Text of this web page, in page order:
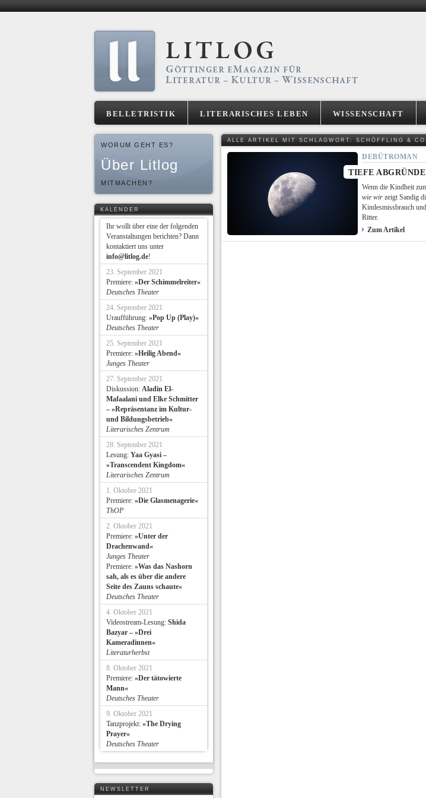
BELLETRISTIK LITERARISCHES LEBEN WISSENSCHAFT
ALLE ARTIKEL MIT SCHLAGWORT: SCHÖFFLING & CO.
DEBÜTROMAN
TIEFE ABGRÜNDE
Wenn die Kindheit
wie wir zeigt Sandig
Kindesmissbrauch
Ritter.
Zum Artikel
WORUM GEHT ES?
Über Litlog
MITMACHEN?
KALENDER
Ihr wollt über eine der folgenden
Veranstaltungen berichten? Dann
kontaktiert uns unter
info@litlog.de!
23. September 2021
Premiere: »Der Schimmelreiter«
Deutsches Theater
24. September 2021
Uraufführung: »Pop Up (Play)«
Deutsches Theater
25. September 2021
Premiere: »Heilig Abend«
Junges Theater
27. September 2021
Diskussion: Aladin El-
Mafaalani und Elke Schmitter
– »Repräsentanz im Kultur-
und Bildungsbetrieb«
Literarisches Zentrum
28. September 2021
Lesung: Yaa Gyasi –
»Transcendent Kingdom«
Literarisches Zentrum
1. Oktober 2021
Premiere: »Die Glasmenagerie«
ThOP
2. Oktober 2021
Premiere: »Unter der
Drachenwand«
Junges Theater
Premiere: »Was das Nashorn
sah, als es über die andere
Seite des Zauns schaute«
Deutsches Theater
4. Oktober 2021
Videostream-Lesung: Shida
Bazyar – »Drei
Kameradinnen«
Literaturherbst
8. Oktober 2021
Premiere: »Der tätowierte
Mann«
Deutsches Theater
9. Oktober 2021
Tanzprojekt: »The Drying
Prayer«
Deutsches Theater
NEWSLETTER